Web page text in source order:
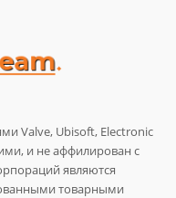
Valve, Ubisoft, Electronic
и не аффилирован с
являются
товарными